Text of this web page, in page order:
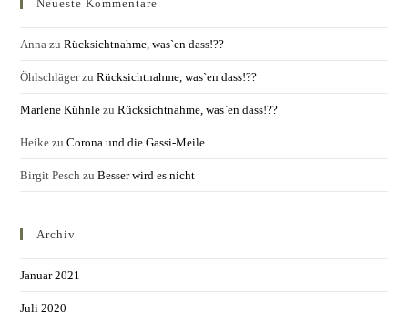
Neueste Kommentare
Anna zuRücksichtnahme, was`en dass!??
ÖhlschlägerzuRücksichtnahme, was`en dass!??
Marlene Kühnle zuRücksichtnahme, was`en dass!??
Heike zuCorona und die Gassi-Meile
Birgit Pesch zuBesser wird es nicht
Archiv
Januar 2021
Juli 2020